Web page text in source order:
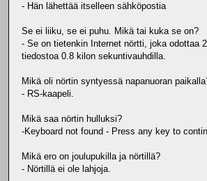
- Hän lähettää itselleen sähköpostia
Se ei liiku, se ei puhu. Mikä tai kuka se on?
- Se on tietenkin Internet nörtti, joka odottaa
tiedostoa 0.8 kilon sekuntivauhdilla.
Mikä oli nörtin syntyessä napanuoran
- RS-kaapeli.
Mikä saa nörtin hulluksi?
-Keyboard not found - Press any key to
Mikä ero on joulupukilla ja nörtillä?
- Nörtillä ei ole lahjoja.